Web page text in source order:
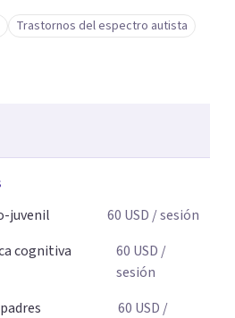
menor, dejando de lado las
Mi forma de trabajar se
que hay detrás del
retos y fortaleciendo la
niños y
con la ansiedad, la
escolares, así como a
ni el control. Si estás listo
una convivencia familiar
tu sesión y empecemos a
Trastornos del espectro autista
juvenil
60 USD / sesión
cognitiva
60 USD /
sesión
60 USD /